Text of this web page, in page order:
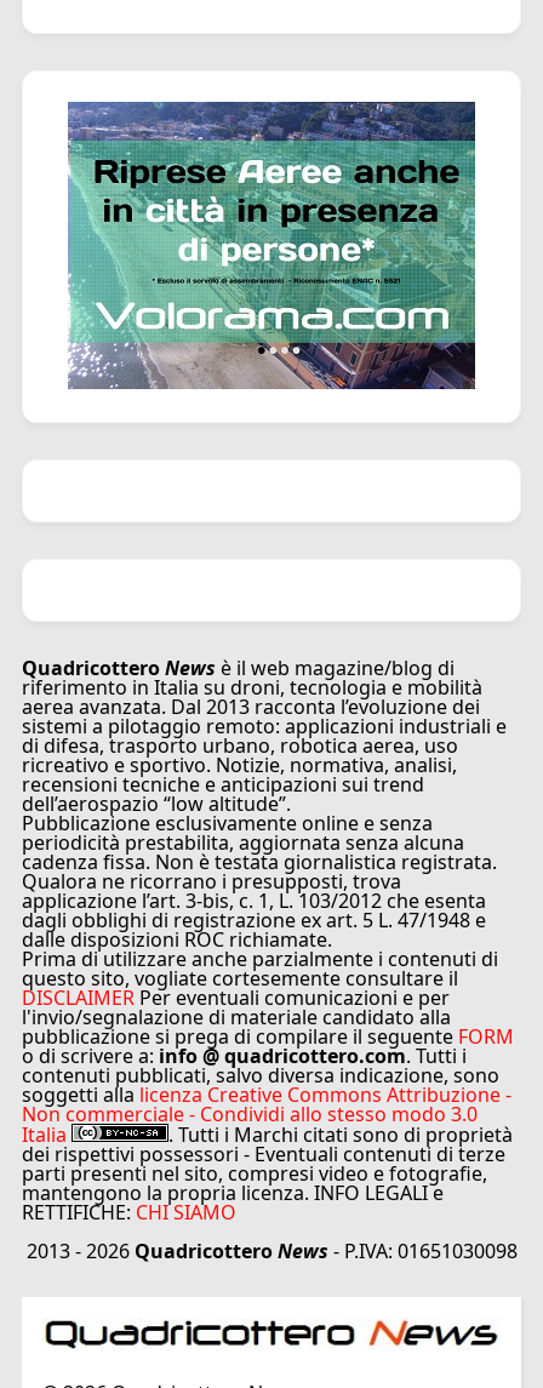
QuadricotteroNews è il web magazine/blog di
riferimento in Italia su droni, tecnologia e mobilità
aerea avanzata. Dal 2013 racconta l’evoluzione dei
sistemi a pilotaggio remoto: applicazioni industriali e
di difesa, trasporto urbano, robotica aerea, uso
ricreativo e sportivo. Notizie, normativa, analisi,
recensioni tecniche e anticipazioni sui trend
dell’aerospazio “low altitude”.
Pubblicazione esclusivamente online e senza
periodicità prestabilita, aggiornata senza alcuna
cadenza fissa. Non è testata giornalistica registrata.
Qualora ne ricorrano i presupposti, trova
applicazione l’art. 3-bis, c. 1, L. 103/2012 che esenta
dagli obblighi di registrazione ex art. 5 L. 47/1948 e
dalle disposizioni ROC richiamate.
Prima di utilizzare anche parzialmente i contenuti di
questo sito, vogliate cortesemente consultare il
DISCLAIMER Per eventuali comunicazioni e per
l'invio/segnalazione di materiale candidato alla
pubblicazione si prega di compilare il seguente FORM
o di scrivere a: info @ quadricottero.com. Tutti i
contenuti pubblicati, salvo diversa indicazione, sono
soggetti alla licenza Creative Commons Attribuzione -
Non commerciale - Condividi allo stesso modo 3.0
Italia . Tutti i Marchi citati sono di proprietà
dei rispettivi possessori - Eventuali contenuti di terze
parti presenti nel sito, compresi video e fotografie,
mantengono la propria licenza. INFO LEGALI e
RETTIFICHE: CHI SIAMO
2013 - 2026 QuadricotteroNews - P.IVA: 01651030098